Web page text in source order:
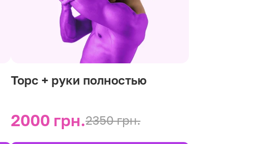
Торс + руки полностью
2000 грн.2350 грн.